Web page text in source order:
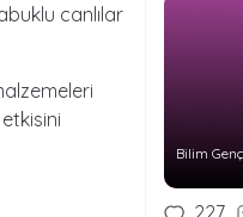
canlılar
Bilim